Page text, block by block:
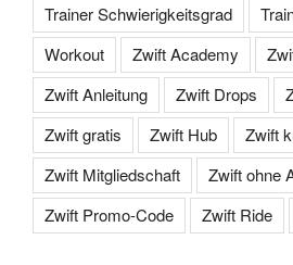
Trainer Schwierigkeitsgrad
Workout
Zwift Academy
Zwift Anleitung
Zwift Drops
Zwift gratis
Zwift Hub
Zwift
Zwift Mitgliedschaft
Zwift ohne
Zwift Promo-Code
Zwift Ride